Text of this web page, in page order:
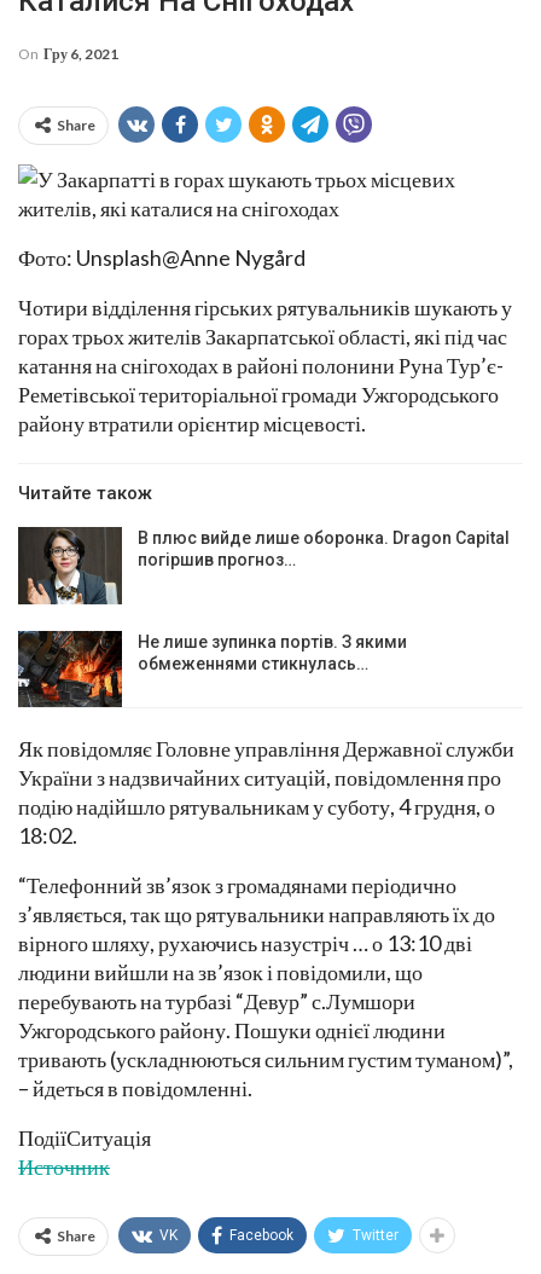
On Гру 6, 2021
Share
Фото: Unsplash@Anne Nygård
Чотири відділення гірських рятувальників шукають у
горах трьох жителів Закарпатської області, які під час
катання на снігоходах в районі полонини Руна Тур’є-
Реметівської територіальної громади Ужгородського
району втратили орієнтир місцевості.
Читайте також
В плюс вийде лише оборонка. Dragon Capital
погіршив прогноз…
Не лише зупинка портів. З якими
обмеженнями стикнулась…
Як повідомляє Головне управління Державної служби
України з надзвичайних ситуацій, повідомлення про
подію надійшло рятувальникам у суботу, 4 грудня, о
18:02.
“Телефонний зв’язок з громадянами періодично
з’являється, так що рятувальники направляють їх до
вірного шляху, рухаючись назустріч … о 13:10 дві
людини вийшли на зв’язок і повідомили, що
перебувають на турбазі “Девур” с.Лумшори
Ужгородського району. Пошуки однієї людини
тривають (ускладнюються сильним густим туманом)”,
– йдеться в повідомленні.
ПодіїСитуація
Источник
Share VK Facebook Twitter